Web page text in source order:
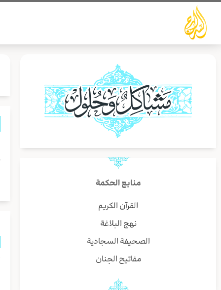
تخطي
المحتوى
منابع الحكمة
القرآن الكريم
نهج البلاغة
الصحيفة السجادية
مفاتيح الجنان